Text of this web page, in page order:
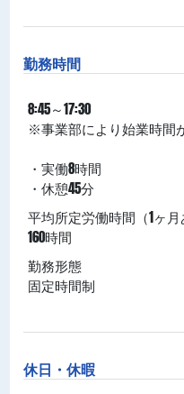
勤務時間
8:45～17:30
※事業部により始業時間
・実働8時間
・休憩45分
平均所定労働時間（1ヶ月
160時間
勤務形態
固定時間制
休日・休暇